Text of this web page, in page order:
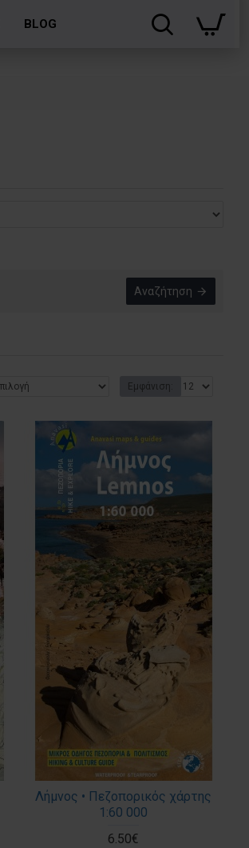
BLOG
Αναζήτηση
Εμφάνιση:
Λήμνος • Πεζοπορικός χάρτης
1:60 000
6.50€